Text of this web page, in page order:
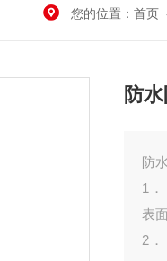
您的位置： 首页
防
防
1．
表
2．